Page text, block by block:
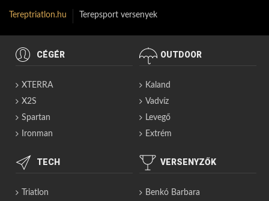
Tereptriatlon.hu Terepsport versenyek
CÉGÉR
XTERRA
X2S
Spartan
Ironman
OUTDOOR
Kaland
Vadvíz
Levegő
Extrém
TECH
Triatlon
VERSENYZŐK
Benkó Barbara